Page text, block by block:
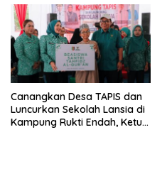
Canangkan Desa TAPIS dan
Luncurkan Sekolah Lansia di
Kampung Rukti Endah, Ketua